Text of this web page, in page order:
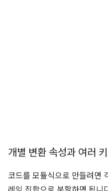
개별 변환 속성과 여러
코드를 모듈식으로 만들려면